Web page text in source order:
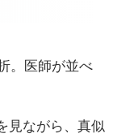
。医師が並べ
見ながら、真似